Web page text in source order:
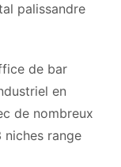
palissandre
de bar
en
de nombreux
range